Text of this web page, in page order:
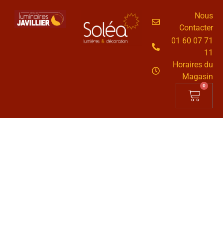
Nous
Contacter
01 60 07 71
11
Horaires du
Magasin
0